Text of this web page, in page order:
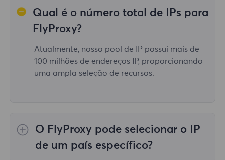
Qual é o número total de IPs para
FlyProxy?
Atualmente, nosso pool de IP possui mais de
100 milhões de endereços IP, proporcionando
uma ampla seleção de recursos.
O FlyProxy pode selecionar o IP
de um país específico?